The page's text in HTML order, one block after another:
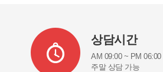
상담시간
AM 09:00 ~ PM 06:00
주말 상담 가능